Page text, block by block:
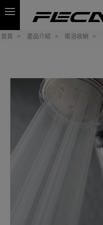
首頁 產品介紹 衛浴收納